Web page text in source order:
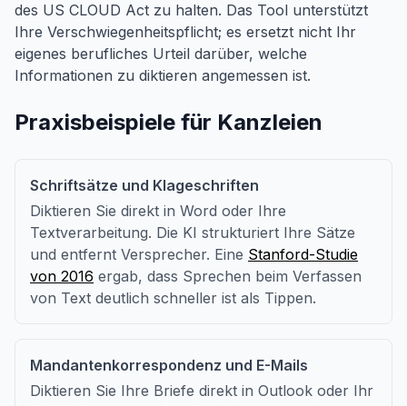
des US CLOUD Act zu halten. Das Tool unterstützt
Ihre Verschwiegenheitspflicht; es ersetzt nicht Ihr
eigenes berufliches Urteil darüber, welche
Informationen zu diktieren angemessen ist.
Praxisbeispiele für Kanzleien
Schriftsätze und Klageschriften
Diktieren Sie direkt in Word oder Ihre
Textverarbeitung. Die KI strukturiert Ihre Sätze
und entfernt Versprecher. Eine Stanford-Studie
von 2016 ergab, dass Sprechen beim Verfassen
von Text deutlich schneller ist als Tippen.
Mandantenkorrespondenz und E-Mails
Diktieren Sie Ihre Briefe direkt in Outlook oder Ihr